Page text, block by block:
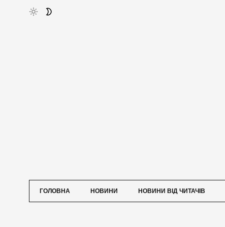
ГОЛОВНА НОВИНИ НОВИНИ ВІД ЧИТАЧІВ